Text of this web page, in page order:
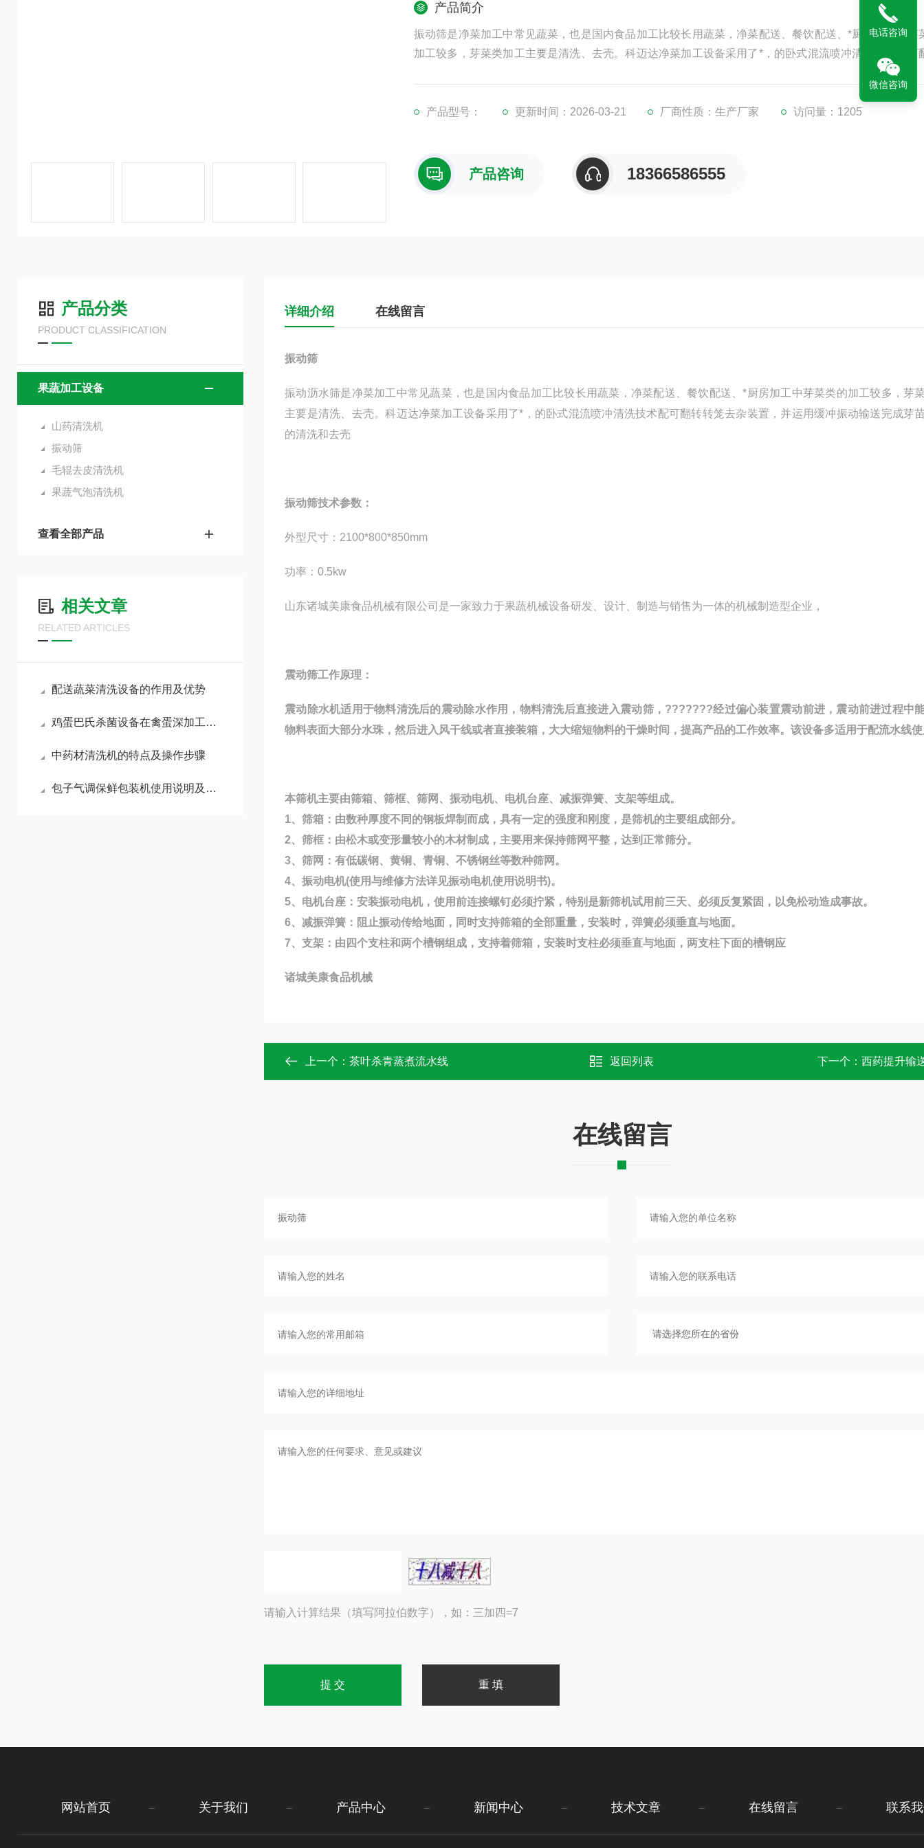
产品简介
振动筛是净菜加工中常见蔬菜，也是国内食品加工比较长用蔬菜，净菜配送、餐饮配送、*厨房加工中芽
加工较多，芽菜类加工主要是清洗、去壳。科迈达净菜加工设备采用了*，的卧式混流喷冲清洗技术配可
产品型号： 更新时间：2026-03-21 厂商性质：生产厂家 访问量：1205
产品咨询 18366586555
产品分类
PRODUCT CLASSIFICATION
果蔬加工设备
山药清洗机
振动筛
毛辊去皮清洗机
果蔬气泡清洗机
查看全部产品
相关文章
RELATED ARTICLES
配送蔬菜清洗设备的作用及优势
鸡蛋巴氏杀菌设备在禽蛋深加工产线中的布局与配套方案
中药材清洗机的特点及操作步骤
包子气调保鲜包装机使用说明及注意事项
详细介绍 在线留言
振动筛
振动沥水筛是净菜加工中常见蔬菜，也是国内食品加工比较长用蔬菜，净菜配送、餐饮配送、*厨房加工中芽菜类的加工较多，芽
主要是清洗、去壳。科迈达净菜加工设备采用了*，的卧式混流喷冲清洗技术配可翻转转笼去杂装置，并运用缓冲振动输送完成芽
的清洗和去壳
振动筛技术参数：
外型尺寸：2100*800*850mm
功率：0.5kw
山东诸城美康食品机械有限公司是一家致力于果蔬机械设备研发、设计、制造与销售为一体的机械制造型企业，
震动筛工作原理：
震动除水机适用于物料清洗后的震动除水作用，物料清洗后直接进入震动筛，???????经过偏心装置震动前进，震动前进过程中
物料表面大部分水珠，然后进入风干线或者直接装箱，大大缩短物料的干燥时间，提高产品的工作效率。该设备多适用于配流水线
本筛机主要由筛箱、筛框、筛网、振动电机、电机台座、减振弹簧、支架等组成。
1、筛箱：由数种厚度不同的钢板焊制而成，具有一定的强度和刚度，是筛机的主要组成部分。
2、筛框：由松木或变形量较小的木材制成，主要用来保持筛网平整，达到正常筛分。
3、筛网：有低碳钢、黄铜、青铜、不锈钢丝等数种筛网。
4、振动电机(使用与维修方法详见振动电机使用说明书)。
5、电机台座：安装振动电机，使用前连接螺钉必须拧紧，特别是新筛机试用前三天、必须反复紧固，以免松动造成事故。
6、减振弹簧：阻止振动传给地面，同时支持筛箱的全部重量，安装时，弹簧必须垂直与地面。
7、支架：由四个支柱和两个槽钢组成，支持着筛箱，安装时支柱必须垂直与地面，两支柱下面的槽钢应
诸城美康食品机械
上一个： 茶叶杀青蒸煮流水线 返回列表 下一个： 西药提升输
在线留言
请输入计算结果（填写阿拉伯数字），如：三加四=7
网站首页 关于我们 产品中心 新闻中心 技术文章 在线留言 联系
电话咨询
微信咨询